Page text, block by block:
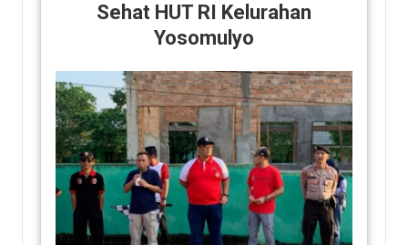
Sehat HUT RI Kelurahan
Yosomulyo